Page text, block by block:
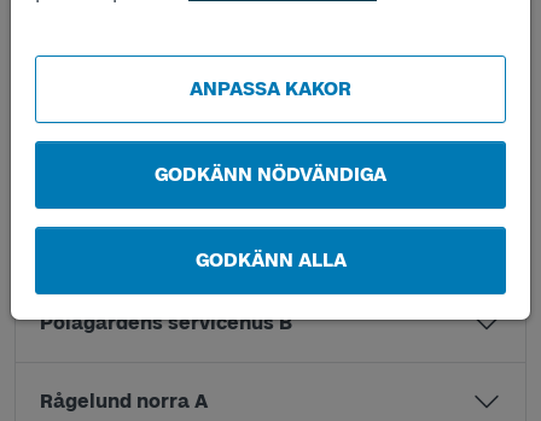
ANPASSA KAKOR
GODKÄNN NÖDVÄNDIGA
GODKÄNN ALLA
Lekarekulle A
Petters väg A
Pölagårdens servicehus B
Rågelund norra A